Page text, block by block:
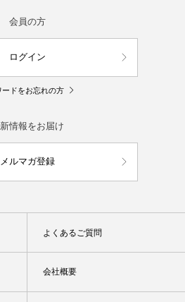
会員の方
ログイン
ードをお忘れの方
情報をお届け
メルマガ登録
よくあるご質問
会社概要